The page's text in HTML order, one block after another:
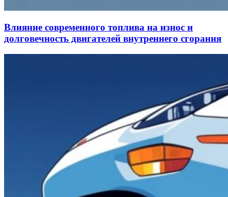
Влияние современного топлива на износ и
долговечность двигателей внутреннего сгорания